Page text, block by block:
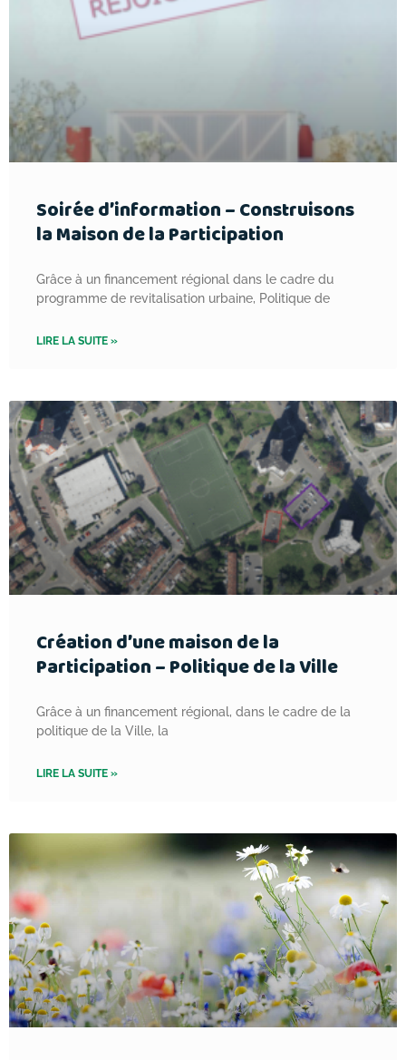
Soirée d’information – Construisons
la Maison de la Participation
Grâce à un financement régional dans le cadre du
programme de revitalisation urbaine, Politique de
LIRE LA SUITE »
Création d’une maison de la
Participation – Politique de la Ville
Grâce à un financement régional, dans le cadre de la
politique de la Ville, la
LIRE LA SUITE »